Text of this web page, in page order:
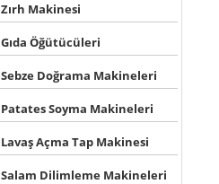
Zırh Makinesi
Gıda Öğütücüleri
Sebze Doğrama Makineleri
Patates Soyma Makineleri
Lavaş Açma Tap Makinesi
Salam Dilimleme Makineleri